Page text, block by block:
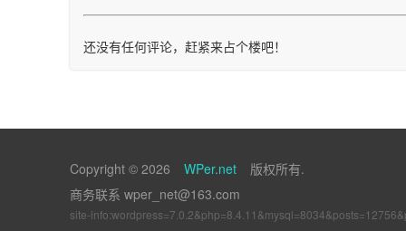
还没有任何评论，赶紧来占个楼吧！
Copyright © 2026 WPer.net
版权所有.
商务联系 wper_net@163.com
site-